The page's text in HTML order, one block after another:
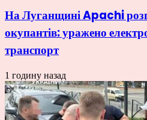
На Луганщині Apachi
окупантів: уражено
транспорт
1 годину назад